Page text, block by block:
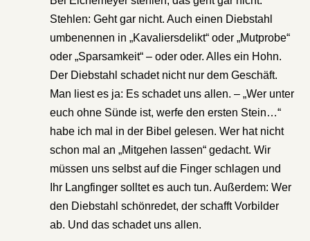
Stehlen: Geht gar nicht. Auch einen Diebstahl
umbenennen in „Kavaliersdelikt“ oder „Mutprobe“
oder „Sparsamkeit“ – oder oder. Alles ein Hohn.
Der Diebstahl schadet nicht nur dem Geschäft.
Man liest es ja: Es schadet uns allen. – „Wer unter
euch ohne Sünde ist, werfe den ersten Stein…“
habe ich mal in der Bibel gelesen. Wer hat nicht
schon mal an „Mitgehen lassen“ gedacht. Wir
müssen uns selbst auf die Finger schlagen und
Ihr Langfinger solltet es auch tun. Außerdem: Wer
den Diebstahl schönredet, der schafft Vorbilder
ab. Und das schadet uns allen.